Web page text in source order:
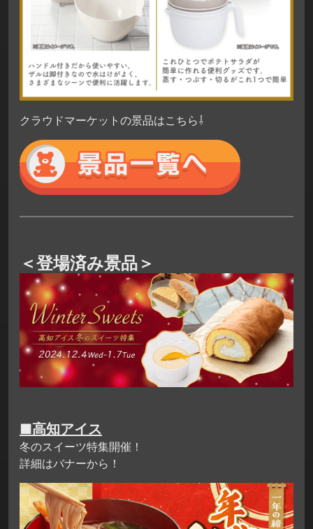
クラウドマーケットの景品はこちら⇩
＜登場済み景品＞
■高知アイス
冬のスイーツ特集開催！
詳細はバナーから！